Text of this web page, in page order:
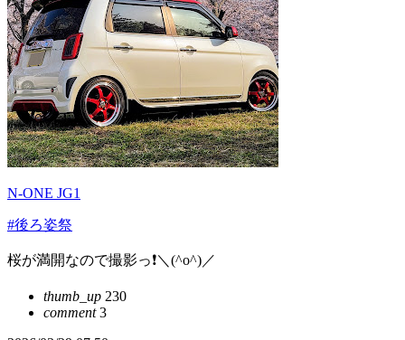
N-ONE JG1
#後ろ姿祭
桜が満開なので撮影っ❗＼(^o^)／
thumb_up 230
comment3